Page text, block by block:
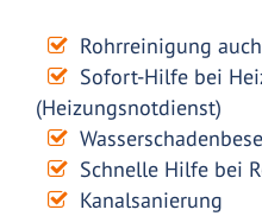
Rohrreinigung
Sofort-Hilfe bei
(Heizungsnotdienst)
Schnelle Hilfe bei
Kanalsanierung